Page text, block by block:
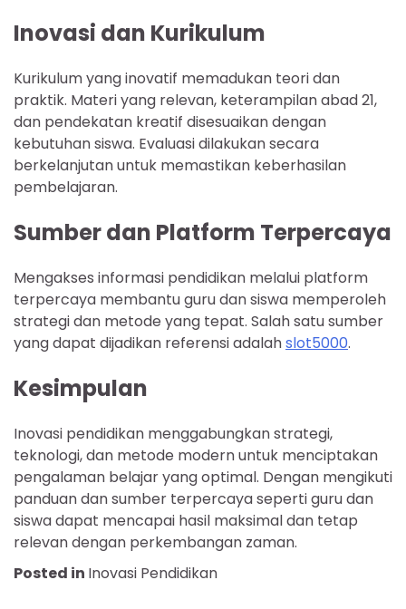
Inovasi dan Kurikulum
Kurikulum yang inovatif memadukan teori dan
praktik. Materi yang relevan, keterampilan abad 21,
dan pendekatan kreatif disesuaikan dengan
kebutuhan siswa. Evaluasi dilakukan secara
berkelanjutan untuk memastikan keberhasilan
pembelajaran.
Sumber dan Platform Terpercaya
Mengakses informasi pendidikan melalui platform
terpercaya membantu guru dan siswa memperoleh
strategi dan metode yang tepat. Salah satu sumber
yang dapat dijadikan referensi adalahslot5000.
Kesimpulan
Inovasi pendidikan menggabungkan strategi,
teknologi, dan metode modern untuk menciptakan
pengalaman belajar yang optimal. Dengan mengikuti
panduan dan sumber terpercaya seperti guru dan
siswa dapat mencapai hasil maksimal dan tetap
relevan dengan perkembangan zaman.
Posted in Inovasi Pendidikan